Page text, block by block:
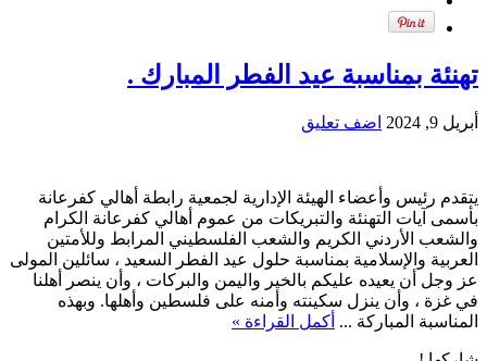
تهنئة بمناسبة عيد الفطر المبارك .
أبريل 9, 2024 اضف تعليق
يتقدم رئيس وأعضاء الهيئة الإدارية لجمعية رابطة أهالي كفرعانة
بأسمى آيات التهنئة والتبريكات من عموم أهالي كفرعانة الكرام
والشعب الأردني الكريم والشعب الفلسطيني المرابط وللأمتين
العربية والإسلامية بمناسبة حلول عيد الفطر السعيد ، سائلين المولى
عز وجل أن يعيده عليكم بالخير واليمن والبركات ، وأن ينصر أهلنا
في غزة ، وأن ينزل سكينته وأمنه على فلسطين وأهلها. وبهذه
المناسبة المباركة ... أكمل القراءة »